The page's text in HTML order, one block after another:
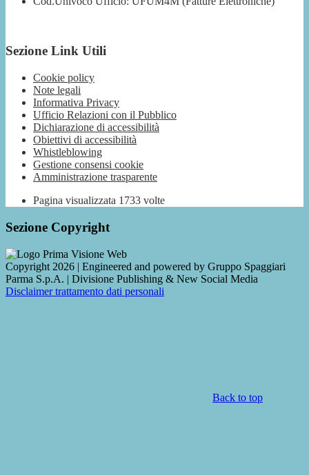
Sezione Link Utili
Cookie policy
Note legali
Informativa Privacy
Ufficio Relazioni con il Pubblico
Dichiarazione di accessibilità
Obiettivi di accessibilità
Whistleblowing
Gestione consensi cookie
Amministrazione trasparente
Pagina visualizzata 1733 volte
Sezione Copyright
Copyright 2026 | Engineered and powered by Gruppo Spaggiari
Parma S.p.A. | Divisione Publishing & New Social Media
Disclaimer trattamento dati personali
Back to top